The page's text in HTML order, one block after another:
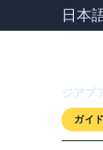
日本
ジアプ
ガイド